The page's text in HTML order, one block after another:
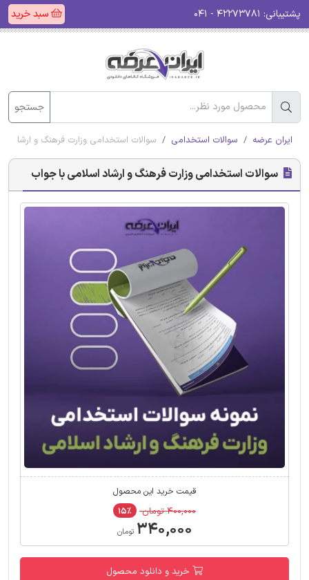
پشتیبانی: سبد خرید
جستجو
ایران عرضه سوالات استخدامی سوالات استخدامی وزارت فرهنگ و ارشاد
سوالات استخدامی وزارت فرهنگ و ارشاد اسلامی با جواب
قیمت خرید این محصول
۴۰۰,۰۰۰ تومان ۱۵٪
۳۴۰,۰۰۰ تومان
خرید و دانلود محصول